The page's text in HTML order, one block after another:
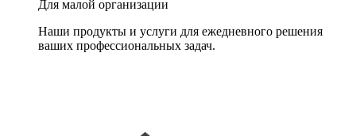
Для малой организации
Наши продукты и услуги для ежедневного решения
ваших профессиональных задач.